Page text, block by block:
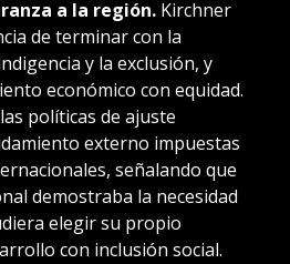
a la región. Kirchner
de terminar con la
y la exclusión, y
económico con equidad.
políticas de ajuste
externo impuestas
señalando que
demostraba la necesidad
elegir su propio
con inclusión social.